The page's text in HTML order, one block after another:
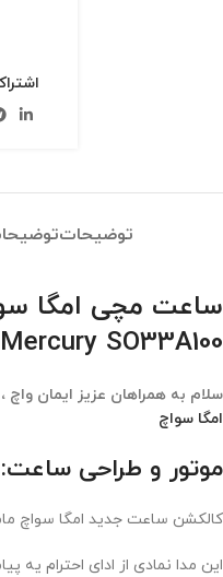
توضیحات
SO33A100
سلام به همراهان عزیز ایمان
امگا سواچ
موتور و طراحی ساعت:
کالکشن ساعت جدید امگا سواچ
این مدا نمادی از ادای احترام یه